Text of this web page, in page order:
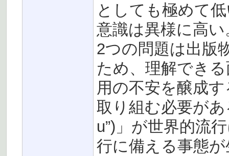
としても極めて
意識は異様に高
2つの問題は出版
ため、理解でき
用の不安を醸成
取り組む必要が
u”)」が世界的流
行に備える事態